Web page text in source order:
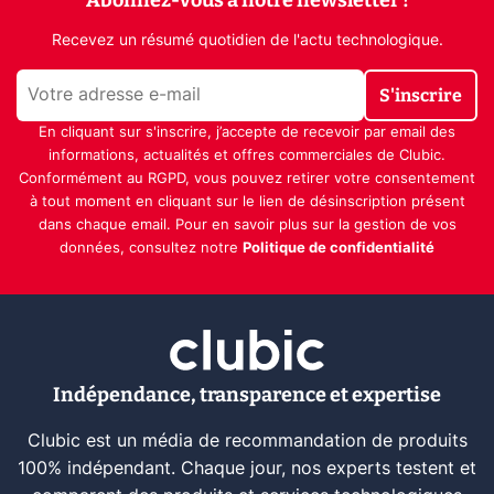
Recevez un résumé quotidien de l'actu technologique.
S'inscrire
En cliquant sur s'inscrire, j’accepte de recevoir par email des
informations, actualités et offres commerciales de Clubic.
Conformément au RGPD, vous pouvez retirer votre consentement
à tout moment en cliquant sur le lien de désinscription présent
dans chaque email. Pour en savoir plus sur la gestion de vos
données, consultez notre Politique de confidentialité
Indépendance, transparence et expertise
Clubic est un média de recommandation de produits
100% indépendant. Chaque jour, nos experts testent et